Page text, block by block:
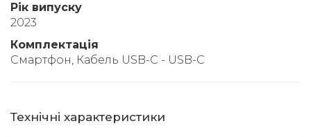
Рік випуску
2023
Комплектація
Смартфон, Кабель USB-C - USB-C
Технічні характеристики